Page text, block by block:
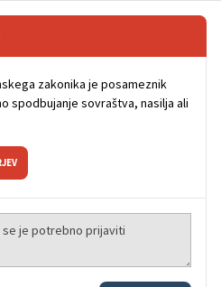
zakonika je posameznik
spodbujanje sovraštva, nasilja ali